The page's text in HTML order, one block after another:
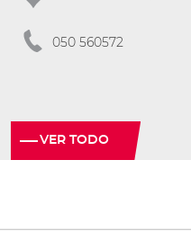
050 560572
VER TODO